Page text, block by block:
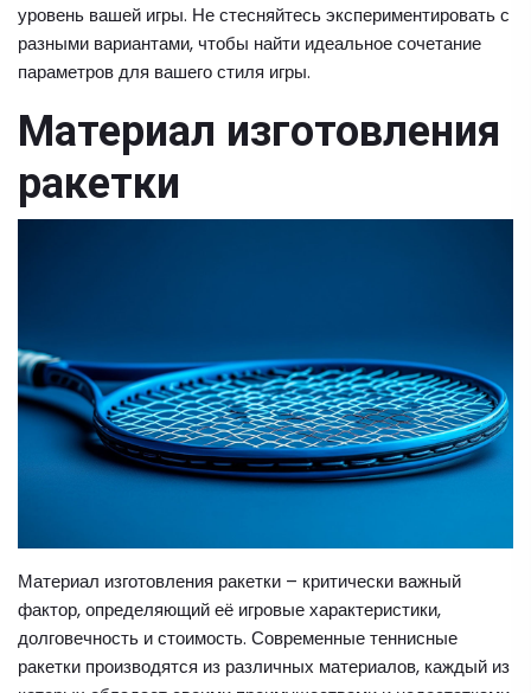
уровень вашей игры. Не стесняйтесь экспериментировать с
разными вариантами, чтобы найти идеальное сочетание
параметров для вашего стиля игры.
Материал изготовления
ракетки
Материал изготовления ракетки – критически важный
фактор, определяющий её игровые характеристики,
долговечность и стоимость. Современные теннисные
ракетки производятся из различных материалов, каждый из